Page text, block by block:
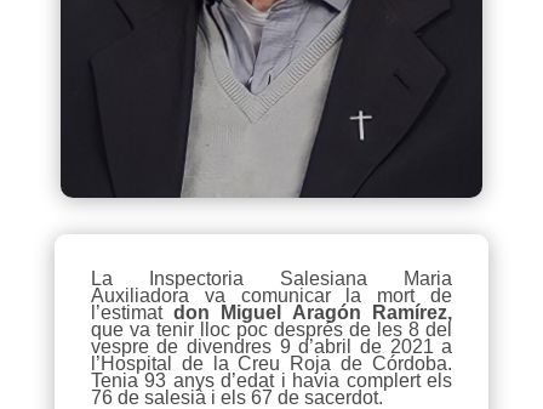
La Inspectoria Salesiana Maria
Auxiliadora va comunicar la mort de
l’estimatdon Miguel Aragón Ramírez,
que va tenir lloc poc després de les 8 del
vespre de divendres 9 d’abril de 2021 a
l’Hospital de la Creu Roja de Córdoba.
Tenia 93 anys d’edat i havia complert els
76 de salesià i els 67 de sacerdot.